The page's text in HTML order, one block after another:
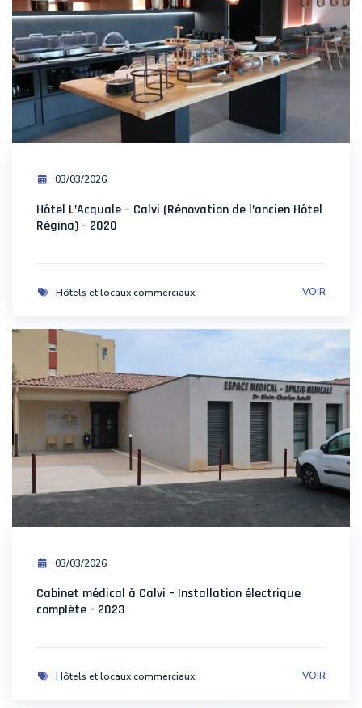
03/03/2026
Hôtel L’Acquale – Calvi (Rénovation de l’ancien Hôtel
Régina) - 2020
Hôtels et locaux commerciaux VOIR
03/03/2026
Cabinet médical à Calvi – Installation électrique
complète - 2023
Hôtels et locaux commerciaux VOIR